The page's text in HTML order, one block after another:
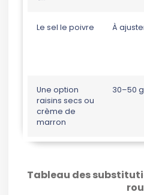
Le sel le poivre À
Une option
raisins secs ou
crème de
marron
30–50 g
Tableau des